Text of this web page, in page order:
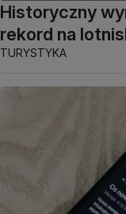
Historyczny
rekord na
TURYSTYKA